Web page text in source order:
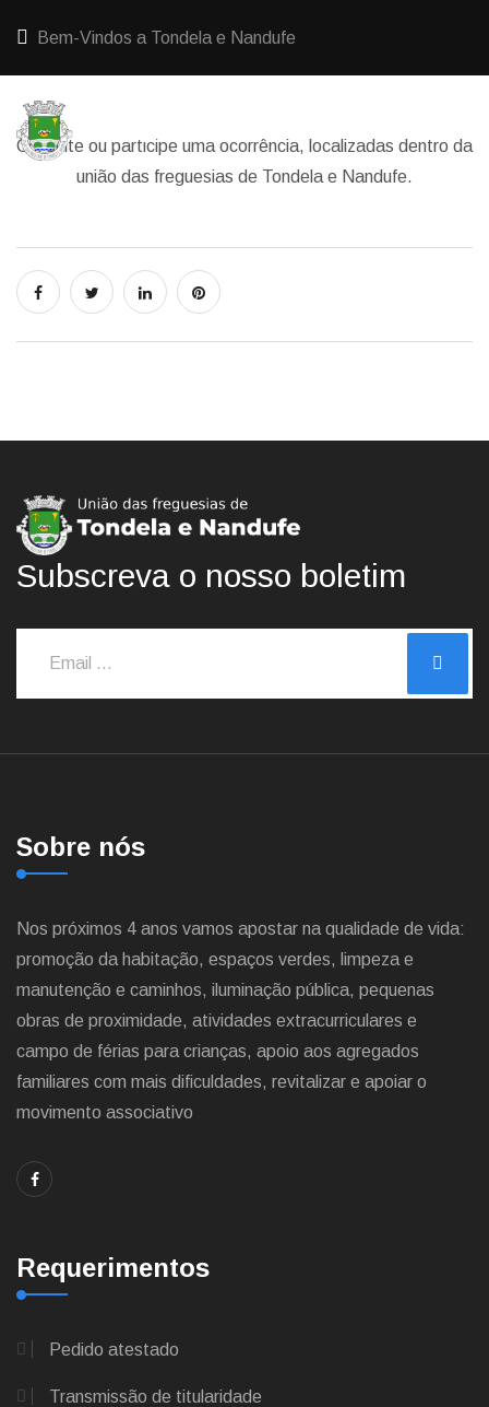
Bem-Vindos a Tondela e Nandufe
Consulte ou participe uma ocorrência, localizadas dentro da
união das freguesias de Tondela e Nandufe.
Subscreva o nosso boletim
Sobre nós
Nos próximos 4 anos vamos apostar na qualidade de vida:
promoção da habitação, espaços verdes, limpeza e
manutenção e caminhos, iluminação pública, pequenas
obras de proximidade, atividades extracurriculares e
campo de férias para crianças, apoio aos agregados
familiares com mais dificuldades, revitalizar e apoiar o
movimento associativo
Requerimentos
Pedido atestado
Transmissão de titularidade